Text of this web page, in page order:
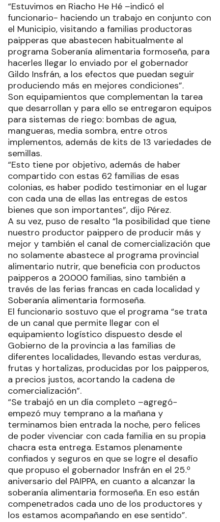
“Estuvimos en Riacho He Hé –indicó el
funcionario- haciendo un trabajo en conjunto con
el Municipio, visitando a familias productoras
paipperas que abastecen habitualmente al
programa Soberanía alimentaria formoseña, para
hacerles llegar lo enviado por el gobernador
Gildo Insfrán, a los efectos que puedan seguir
produciendo más en mejores condiciones”.
Son equipamientos que complementan la tarea
que desarrollan y para ello se entregaron equipos
para sistemas de riego: bombas de agua,
mangueras, media sombra, entre otros
implementos, además de kits de 13 variedades de
semillas.
“Esto tiene por objetivo, además de haber
compartido con estas 62 familias de esas
colonias, es haber podido testimoniar en el lugar
con cada una de ellas las entregas de estos
bienes que son importantes”, dijo Pérez.
A su vez, puso de resalto “la posibilidad que tiene
nuestro productor paippero de producir más y
mejor y también el canal de comercialización que
no solamente abastece al programa provincial
alimentario nutrir, que beneficia con productos
paipperos a 20.000 familias, sino también a
través de las ferias francas en cada localidad y
Soberanía alimentaria formoseña.
El funcionario sostuvo que el programa “se trata
de un canal que permite llegar con el
equipamiento logístico dispuesto desde el
Gobierno de la provincia a las familias de
diferentes localidades, llevando estas verduras,
frutas y hortalizas, producidas por los paipperos,
a precios justos, acortando la cadena de
comercialización”.
“Se trabajó en un día completo –agregó-
empezó muy temprano a la mañana y
terminamos bien entrada la noche, pero felices
de poder vivenciar con cada familia en su propia
chacra esta entrega. Estamos plenamente
confiados y seguros en que se logre el desafío
que propuso el gobernador Insfrán en el 25.º
aniversario del PAIPPA, en cuanto a alcanzar la
soberanía alimentaria formoseña. En eso están
compenetrados cada uno de los productores y
los estamos acompañando en ese sentido”.